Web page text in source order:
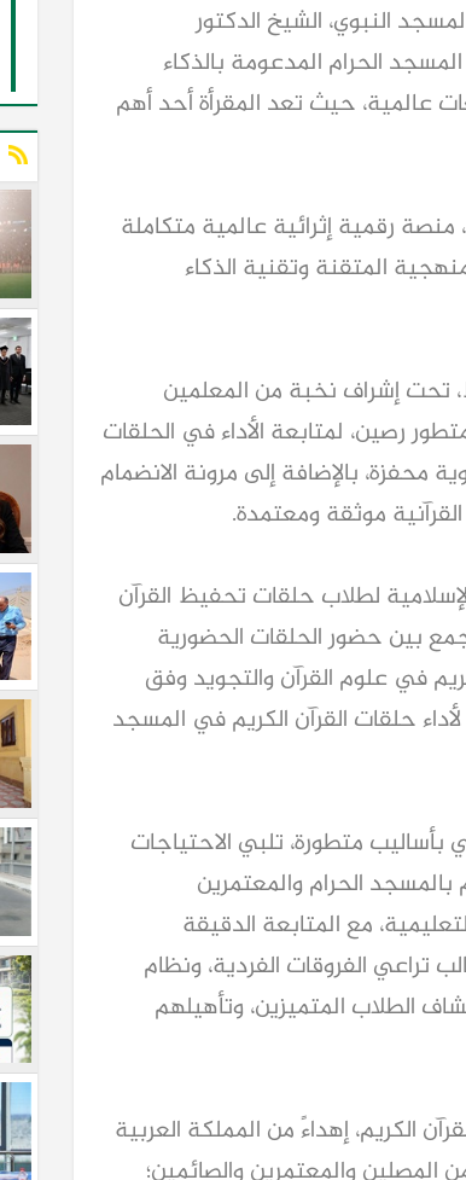
النبوي، الشيخ الدكتور
الحرام المدعومة بالذكاء
عالمية، حيث تعد المقرأة أحد أهم
منصة رقمية إثرائية عالمية متكاملة
المتقنة وتقنية الذكاء
تحت إشراف نخبة من المعلمين
رصين، لمتابعة الأداء في الحلقات
محفزة، بالإضافة إلى مرونة الانضمام
موثقة ومعتمدة.
لطلاب حلقات تحفيظ القرآن
بين حضور الحلقات الحضورية
في علوم القرآن والتجويد وفق
حلقات القرآن الكريم في المسجد
بأساليب متطورة، تلبي الاحتياجات
بالمسجد الحرام والمعتمرين
مع المتابعة الدقيقة
الفروقات الفردية، ونظام
الطلاب المتميزين، وتأهيلهم
الكريم، إهداءً من المملكة العربية
والمعتمرين والصائمين؛